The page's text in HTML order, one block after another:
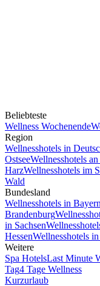
Beliebteste
Wellness Wochenende
Region
Wellnesshotels in
OstseeWellnesshotels
HarzWellnesshotels im
Wald
Bundesland
Wellnesshotels in Bayern
Brandenburg
in Sachsen
HessenWellnesshotels
Weitere
Spa HotelsLast Minute
Tag4 Tage Wellness
Kurzurlaub